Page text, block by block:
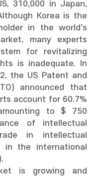
310,000 in Japan,
Korea is the
in the world's
many experts
for revitalizing
is inadequate. In
the US Patent and
announced that
account for 60.7%
to $ 750
of intellectual
in intellectual
the international
is growing and